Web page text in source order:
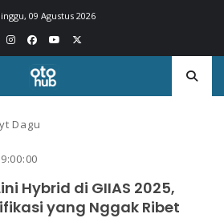
09 Agustus 2026
Dagu
Hybrid di GIIAS 2025,
yang Nggak Ribet